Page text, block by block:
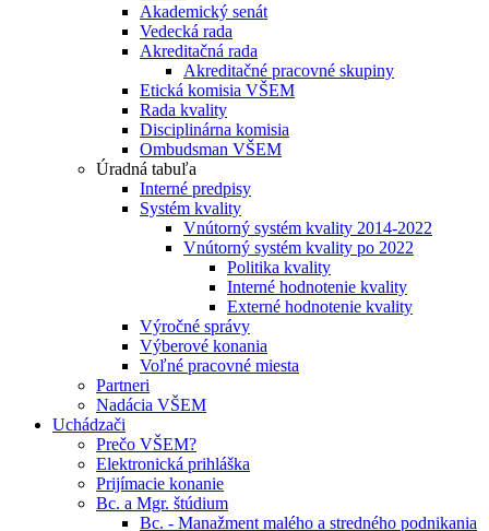
Akademický senát
Vedecká rada
Akreditačná rada
Akreditačné pracovné skupiny
Etická komisia VŠEM
Rada kvality
Disciplinárna komisia
Ombudsman VŠEM
Úradná tabuľa
Interné predpisy
Systém kvality
Vnútorný systém kvality 2014-2022
Vnútorný systém kvality po 2022
Politika kvality
Interné hodnotenie kvality
Externé hodnotenie kvality
Výročné správy
Výberové konania
Voľné pracovné miesta
Partneri
Nadácia VŠEM
Uchádzači
Prečo VŠEM?
Elektronická prihláška
Prijímacie konanie
Bc. a Mgr. štúdium
Bc. - Manažment malého a stredného podnikania